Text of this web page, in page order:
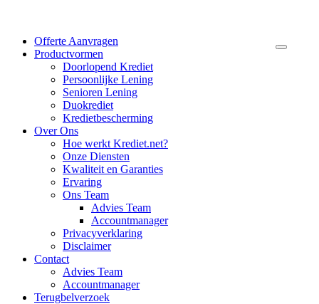
Offerte Aanvragen
Productvormen
Doorlopend Krediet
Persoonlijke Lening
Senioren Lening
Duokrediet
Kredietbescherming
Over Ons
Hoe werkt Krediet.net?
Onze Diensten
Kwaliteit en Garanties
Ervaring
Ons Team
Advies Team
Accountmanager
Privacyverklaring
Disclaimer
Contact
Advies Team
Accountmanager
Terugbelverzoek